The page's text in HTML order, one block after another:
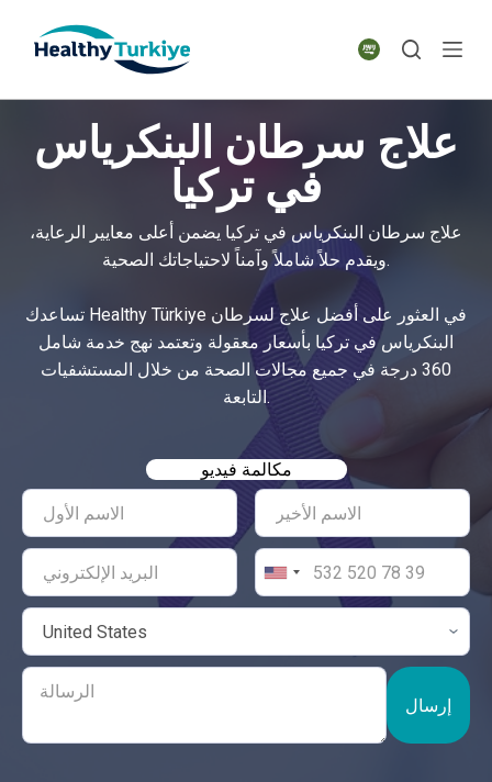
p
n
علاج سرطان البنكرياس
في تركيا
علاج سرطان البنكرياس في تركيا يضمن أعلى معايير الرعاية،
ويقدم حلاً شاملاً وآمناً لاحتياجاتك الصحية.
تساعدك Healthy Türkiye في العثور على أفضل علاج لسرطان
البنكرياس في تركيا بأسعار معقولة وتعتمد نهج خدمة شامل
360 درجة في جميع مجالات الصحة من خلال المستشفيات
التابعة.
مكالمة فيديو
إرسال